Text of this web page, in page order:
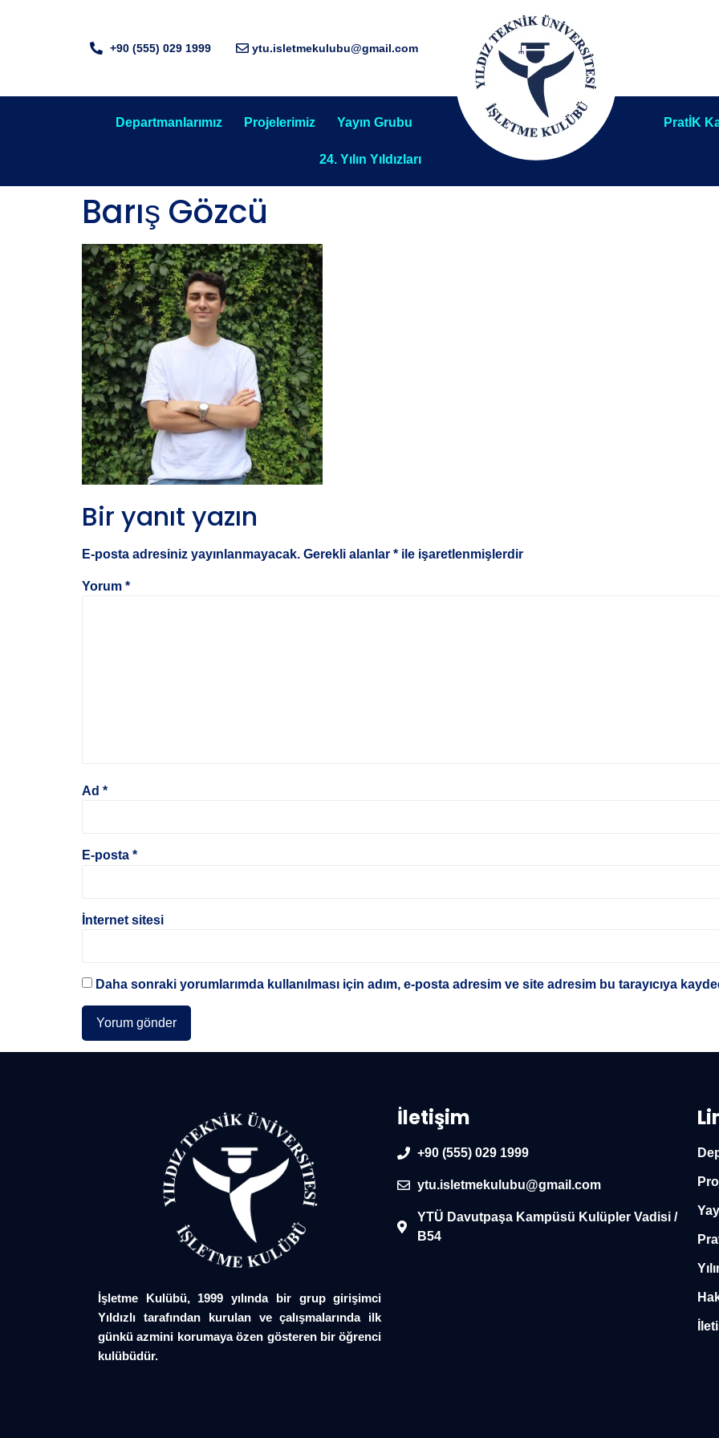
+90 (555) 029 1999 ytu.isletmekulubu@gmail.com
Departmanlarımız Projelerimiz Yayın Grubu
24. Yılın Yıldızları
PratİK
Barış Gözcü
Bir yanıt yazın
E-posta adresiniz yayınlanmayacak. Gerekli alanlar * ile işaretlenmişlerdir
Yorum *
Ad *
E-posta *
İnternet sitesi
Daha sonraki yorumlarımda kullanılması için adım, e-posta adresim ve site adresim bu tarayıcıya
İşletme Kulübü, 1999 yılında bir grup girişimci
Yıldızlı tarafından kurulan ve çalışmalarında ilk
günkü azmini korumaya özen gösteren bir öğrenci
kulübüdür.
İletişim
+90 (555) 029 1999
ytu.isletmekulubu@gmail.com
YTÜ Davutpaşa Kampüsü Kulüpler Vadisi /
B54